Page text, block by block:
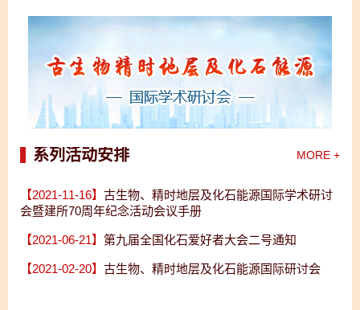
系列活动安排 MORE +
【2021-11-16】 古生物、精时地层及化石能源国际学术研讨
会暨建所70周年纪念活动会议手册
【2021-06-21】 第九届全国化石爱好者大会二号通知
【2021-02-20】 古生物、精时地层及化石能源国际研讨会